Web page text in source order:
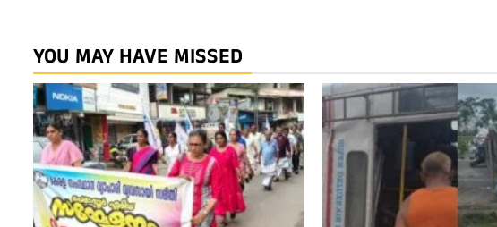
YOU MAY HAVE MISSED